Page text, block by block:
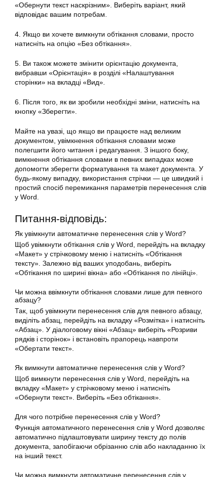
«Обернути текст наскрізним». Виберіть варіант, який
відповідає вашим потребам.
4. Якщо ви хочете вимкнути обтікання словами, просто
натисніть на опцію «Без обтікання».
5. Ви також можете змінити орієнтацію документа,
вибравши «Орієнтація» в розділі «Налаштування
сторінки» на вкладці «Вид».
6. Після того, як ви зробили необхідні зміни, натисніть на
кнопку «Зберегти».
Майте на увазі, що якщо ви працюєте над великим
документом, увімкнення обтікання словами може
полегшити його читання і редагування. З іншого боку,
вимкнення обтікання словами в певних випадках може
допомогти зберегти форматування та макет документа. У
будь-якому випадку, використання стрічки — це швидкий і
простий спосіб перемикання параметрів перенесення слів
у Word.
Питання-відповідь:
Як увімкнути автоматичне перенесення слів у Word?
Щоб увімкнути обтікання слів у Word, перейдіть на вкладку
«Макет» у стрічковому меню і натисніть «Обтікання
тексту». Залежно від ваших уподобань, виберіть
«Обтікання по ширині вікна» або «Обтікання по лінійці».
Чи можна ввімкнути обтікання словами лише для певного
абзацу?
Так, щоб увімкнути перенесення слів для певного абзацу,
виділіть абзац, перейдіть на вкладку «Розмітка» і натисніть
«Абзац». У діалоговому вікні «Абзац» виберіть «Розриви
рядків і сторінок» і встановіть прапорець навпроти
«Обертати текст».
Як вимкнути автоматичне перенесення слів у Word?
Щоб вимкнути перенесення слів у Word, перейдіть на
вкладку «Макет» у стрічковому меню і натисніть
«Обернути текст». Виберіть «Без обтікання».
Для чого потрібне перенесення слів у Word?
Функція автоматичного перенесення слів у Word дозволяє
автоматично підлаштовувати ширину тексту до полів
документа, запобігаючи обрізанню слів або накладанню їх
на інший текст.
Чи можна вимкнути автоматичне перенесення слів у